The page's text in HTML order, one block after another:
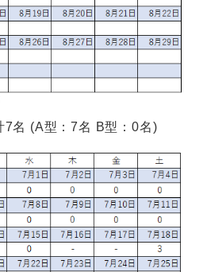
7名 (A型：7名 B型：0名)